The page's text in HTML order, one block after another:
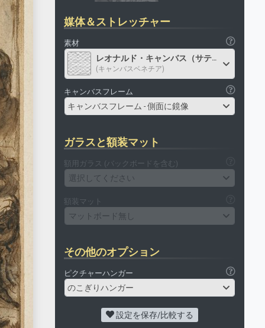
媒体＆ストレッチャー
素材
レオナルド・キャンバス（サテン）
(キャンバスベネチア)
キャンバスフレーム
キャンバスフレーム - 側面に鏡像
ガラスと額装マット
額用ガラス (バックボードを含む)
選択してください
額装マット
マットボード無し
その他のオプション
ピクチャーハンガー
のこぎりハンガー
設定を保存/比較する